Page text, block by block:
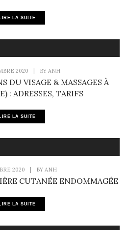
LIRE LA SUITE
2020 | BY ANH
DU VISAGE & MASSAGES À
: ADRESSES, TARIFS
LIRE LA SUITE
2020 BY ANH
CUTANÉE ENDOMMAGÉE
LIRE LA SUITE